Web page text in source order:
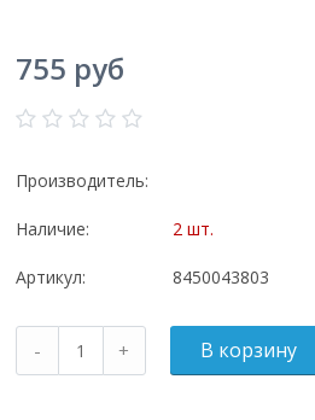
755 руб
Производитель:
Наличие: 2 шт.
Артикул: 8450043803